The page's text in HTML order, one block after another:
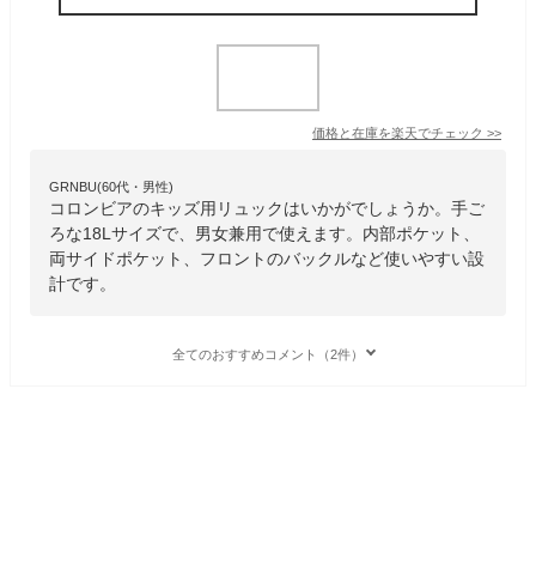
価格と在庫を楽天でチェック >>
GRNBU(60代・男性)
コロンビアのキッズ用リュックはいかがでしょうか。手ご
ろな18Lサイズで、男女兼用で使えます。内部ポケット、
両サイドポケット、フロントのバックルなど使いやすい設
計です。
全てのおすすめコメント（2件）